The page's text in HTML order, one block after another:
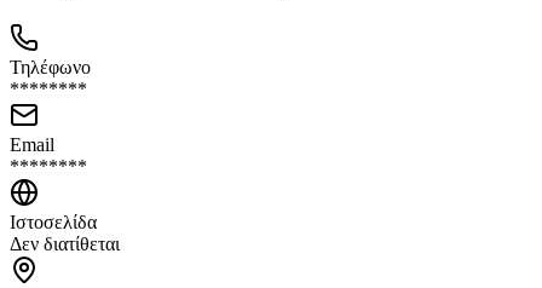
Τηλέφωνο
********
Email
********
Ιστοσελίδα
Δεν διατίθεται